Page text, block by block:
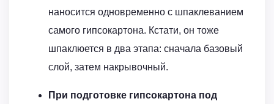
наносится одновременно с шпаклеванием
самого гипсокартона. Кстати, он тоже
шпаклюется в два этапа: сначала базовый
слой, затем накрывочный.
При подготовке гипсокартона под